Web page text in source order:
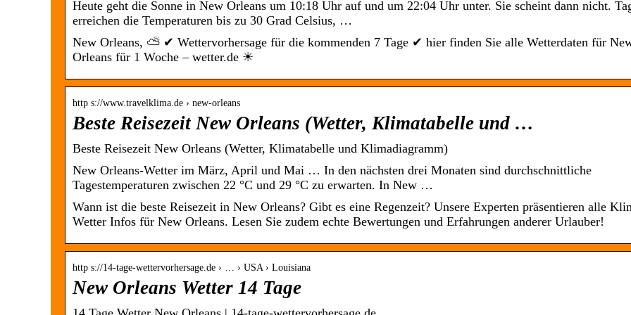
Heute geht die Sonne in New Orleans um 10:18 Uhr auf und um 22:04 Uhr unter. Sie scheint dann nicht.
erreichen die Temperaturen bis zu 30 Grad Celsius, …
New Orleans, ⛅ ✔ Wettervorhersage für die kommenden 7 Tage ✔ hier finden Sie alle Wetterdaten für
Orleans für 1 Woche – wetter.de ☀
http s://www.travelklima.de › new-orleans
Beste Reisezeit New Orleans (Wetter, Klimatabelle und …
Beste Reisezeit New Orleans (Wetter, Klimatabelle und Klimadiagramm)
New Orleans-Wetter im März, April und Mai … In den nächsten drei Monaten sind durchschnittliche
Tagestemperaturen zwischen 22 °C und 29 °C zu erwarten. In New …
Wann ist die beste Reisezeit in New Orleans? Gibt es eine Regenzeit? Unsere Experten präsentieren alle
Wetter Infos für New Orleans. Lesen Sie zudem echte Bewertungen und Erfahrungen anderer Urlauber!
http s://14-tage-wettervorhersage.de › … › USA › Louisiana
New Orleans Wetter 14 Tage